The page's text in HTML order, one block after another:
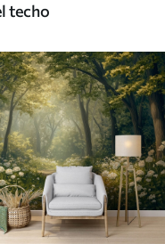
techo